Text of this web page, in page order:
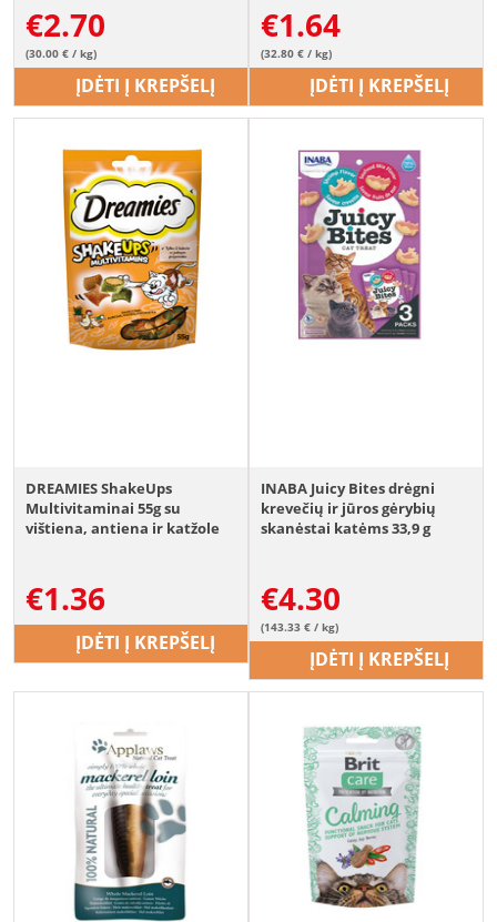
€2.70
(30.00 € / kg)
ĮDĖTI Į KREPŠELĮ
€1.64
(32.80 € / kg)
ĮDĖTI Į KREPŠELĮ
DREAMIES ShakeUps
Multivitaminai 55g su
vištiena, antiena ir katžole
€1.36
ĮDĖTI Į KREPŠELĮ
INABA Juicy Bites drėgni
krevečių ir jūros gėrybių
skanėstai katėms 33,9 g
€4.30
(143.33 € / kg)
ĮDĖTI Į KREPŠELĮ